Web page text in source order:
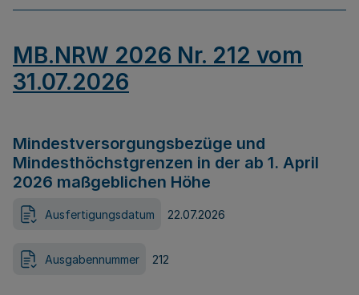
MB.NRW 2026 Nr. 212 vom
31.07.2026
Mindestversorgungsbezüge und
Mindesthöchstgrenzen in der ab 1. April
2026 maßgeblichen Höhe
Ausfertigungsdatum 22.07.2026
Ausgabennummer 212